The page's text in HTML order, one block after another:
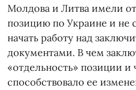
Молдова и Литва имели
позицию по Украине и не
начать работу над
документами. В чем
«отдельность» позиции и
способствовало ее